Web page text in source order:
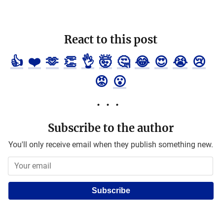
React to this post
👍 ❤️ 🫶 👏 👌 🤯 🤔 😂 😍 😭 😢
😡 😮
Subscribe to the author
You'll only receive email when they publish something new.
Subscribe